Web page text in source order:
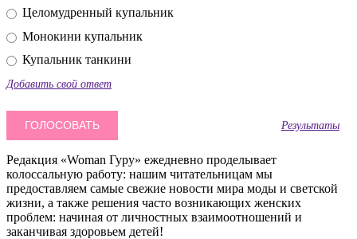
Целомудренный купальник
Монокини купальник
Купальник танкини
Добавить свой ответ
Результаты
Редакция «Woman Гуру» ежедневно проделывает
колоссальную работу: нашим читательницам мы
предоставляем самые свежие новости мира моды и светской
жизни, а также решения часто возникающих женских
проблем: начиная от личностных взаимоотношений и
заканчивая здоровьем детей!